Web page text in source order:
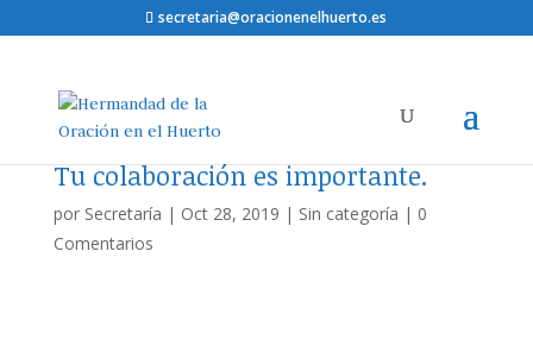
secretaria@oracionenelhuerto.es
Tu colaboración es importante.
por Secretaría | Oct 28, 2019 | Sin categoría | 0
Comentarios